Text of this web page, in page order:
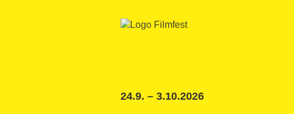
24.9. – 3.10.2026